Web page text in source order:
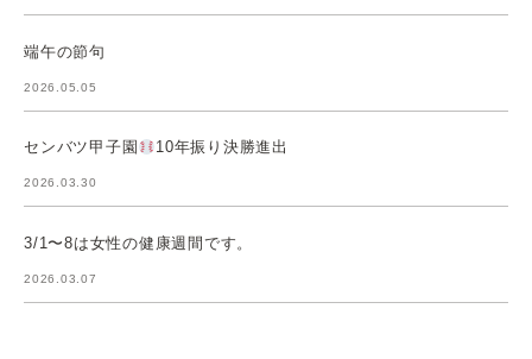
端午の節句
2026.05.05
センバツ甲子園 10年振り決勝進出
2026.03.30
3/1〜8は女性の健康週間です。
2026.03.07